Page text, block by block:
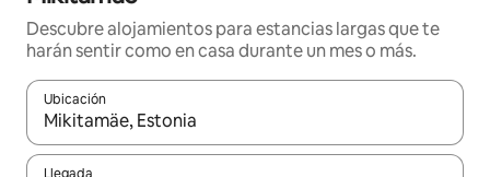
Descubre alojamientos para estancias largas que te
harán sentir como en casa durante un mes o más.
Ubicación
Cuando los resultados estén disponibles, podrás navegar
Llegada